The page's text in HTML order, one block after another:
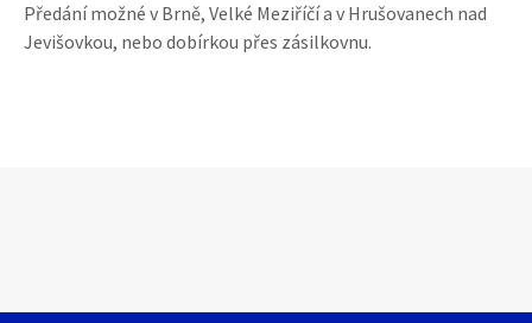
Předání možné v Brně, Velké Meziříčí a v Hrušovanech nad
Jevišovkou, nebo dobírkou přes zásilkovnu.